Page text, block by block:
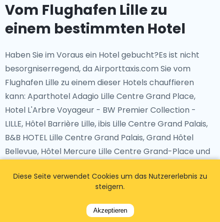
Vom Flughafen Lille zu
einem bestimmten Hotel
Haben Sie im Voraus ein Hotel gebucht?Es ist nicht
besorgniserregend, da Airporttaxis.com Sie vom
Flughafen Lille zu einem dieser Hotels chauffieren
kann: Aparthotel Adagio Lille Centre Grand Place,
Hotel L'Arbre Voyageur - BW Premier Collection -
LILLE, Hôtel Barrière Lille, ibis Lille Centre Grand Palais,
B&B HOTEL Lille Centre Grand Palais, Grand Hôtel
Bellevue, Hôtel Mercure Lille Centre Grand-Place und
Diese Seite verwendet Cookies um das Nutzererlebnis zu
steigern.
Akzeptieren